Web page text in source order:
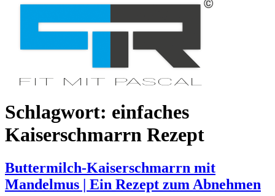
Schlagwort: einfaches
Kaiserschmarrn Rezept
Buttermilch-Kaiserschmarrn mit
Mandelmus | Ein Rezept zum Abnehmen